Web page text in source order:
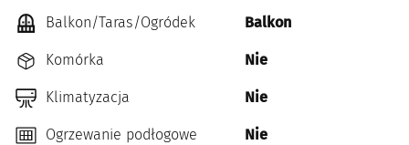
Balkon/Taras/Ogródek Balkon
Komórka Nie
Klimatyzacja Nie
Ogrzewanie podłogowe Nie